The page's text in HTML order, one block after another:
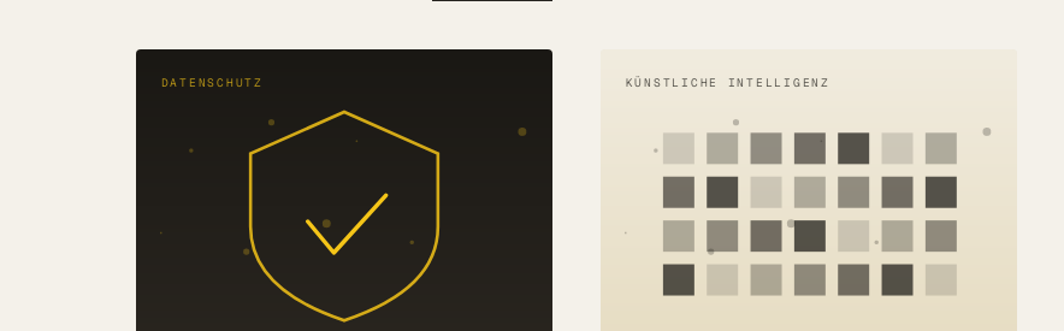
DATENSCHUTZ KÜNSTLICHE INTELLIGENZ